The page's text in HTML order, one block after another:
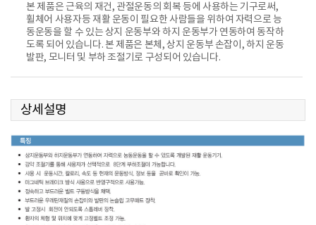
본 제품은 근육의 재건, 관절운동의 회복 등에 사용하는 기구로써,
휠체어 사용자등 재활 운동이 필요한 사람들을 위하여 자력으로 능
동운동을 할 수 있는 상지 운동부와 하지 운동부가 연동하여 동작하
도록 되어 있습니다. 본 제품은 본체, 상지 운동부 손잡이, 하지 운동
발판, 모니터 및 부하 조절기로 구성되어 있습니다.
상세설명